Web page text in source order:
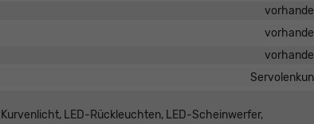
LED-Rückleuchten, LED-Scheinwerfer,